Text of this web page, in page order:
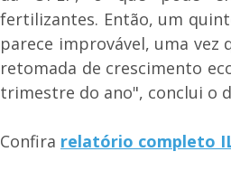
fertilizantes. Então, um
parece improvável, uma vez
retomada de crescimento
trimestre do ano", conclui o
Confira relatório completo